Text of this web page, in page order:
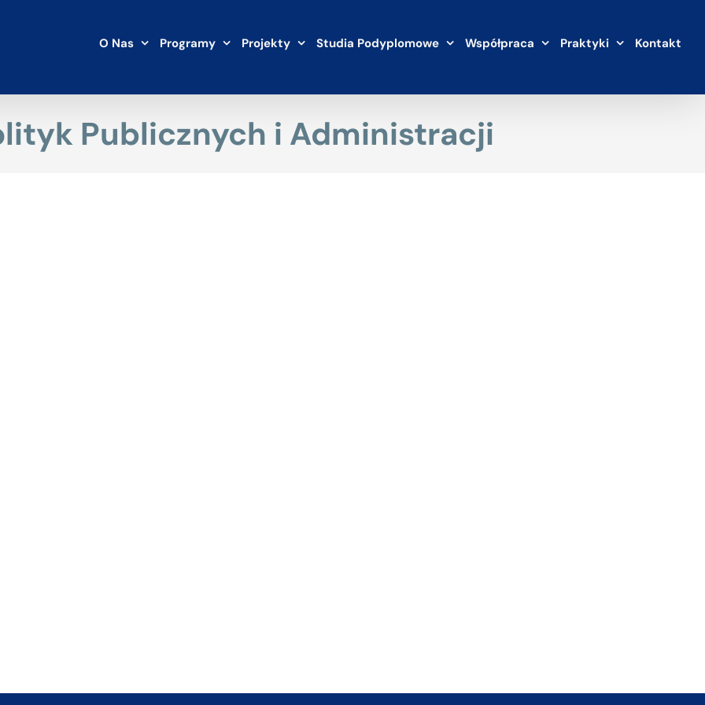
O Nas Programy Projekty Studia Podyplomowe Współpraca Praktyki Kontakt
Publicznych i Administracji